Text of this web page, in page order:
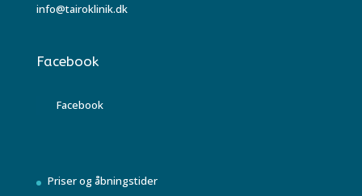
info@tairoklinik.dk
Facebook
Facebook
Priser og åbningstider